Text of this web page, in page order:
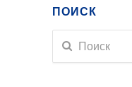
студентов.
конференции…
ПОИСК